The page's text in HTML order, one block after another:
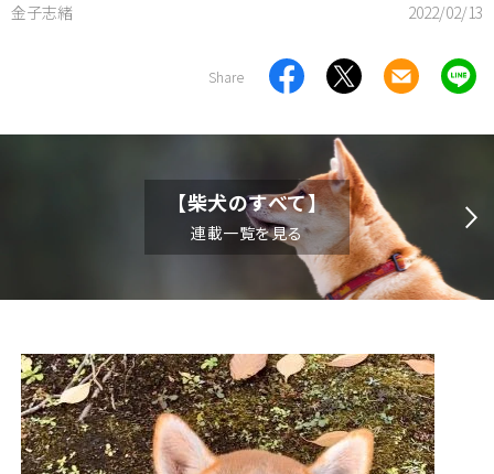
金子志緒 2022/02/13
Share
【柴犬のすべて】
連載一覧を見る